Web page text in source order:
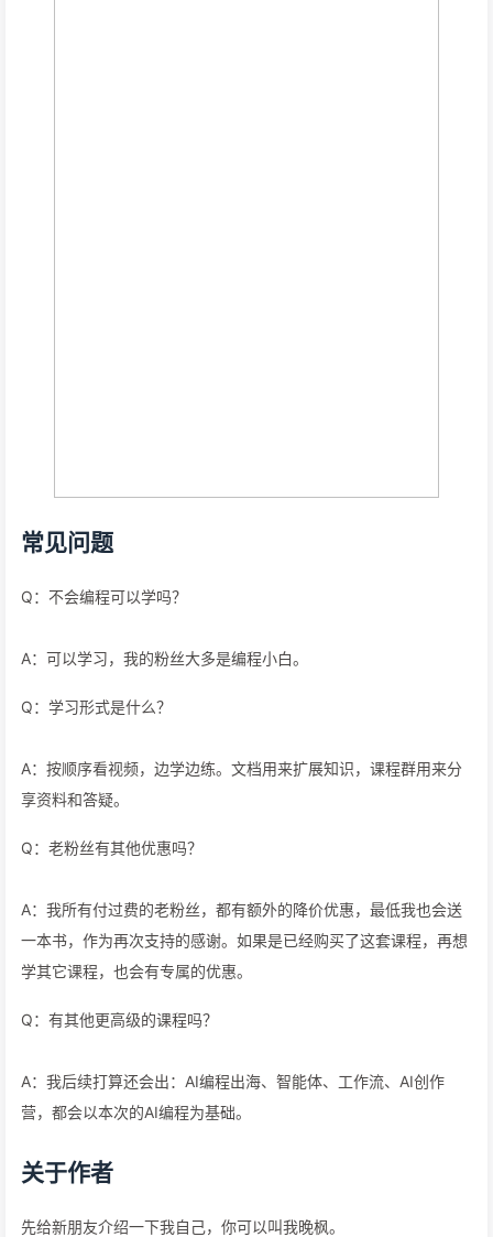
常见问题
Q：不会编程可以学吗？
A：可以学习，我的粉丝大多是编程小白。
Q：学习形式是什么？
A：按顺序看视频，边学边练。文档用来扩展知识，课程群用来分
享资料和答疑。
Q：老粉丝有其他优惠吗？
A：我所有付过费的老粉丝，都有额外的降价优惠，最低我也会送
一本书，作为再次支持的感谢。如果是已经购买了这套课程，再想
学其它课程，也会有专属的优惠。
Q：有其他更高级的课程吗？
A：我后续打算还会出：AI编程出海、智能体、工作流、AI创作
营，都会以本次的AI编程为基础。
关于作者
先给新朋友介绍一下我自己，你可以叫我晚枫。